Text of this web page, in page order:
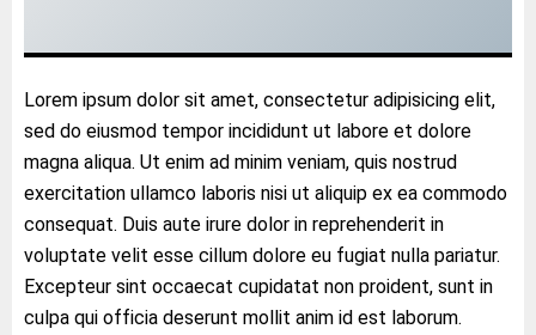
Lorem ipsum dolor sit amet, consectetur adipisicing elit,
sed do eiusmod tempor incididunt ut labore et dolore
magna aliqua. Ut enim ad minim veniam, quis nostrud
exercitation ullamco laboris nisi ut aliquip ex ea commodo
consequat. Duis aute irure dolor in reprehenderit in
voluptate velit esse cillum dolore eu fugiat nulla pariatur.
Excepteur sint occaecat cupidatat non proident, sunt in
culpa qui officia deserunt mollit anim id est laborum.